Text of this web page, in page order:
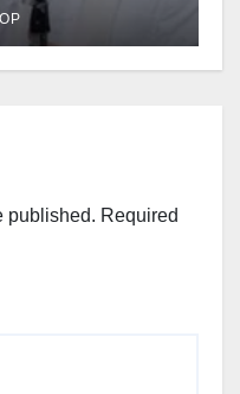
published. Required